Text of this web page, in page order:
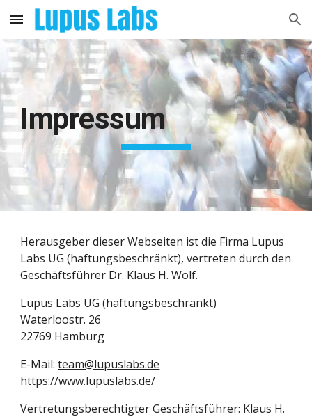
Skip to main content Skip to navigation
Impressum
Herausgeber dieser Webseiten ist die Firma Lupus
Labs UG (haftungsbeschränkt), vertreten durch
Geschäftsführer Dr. Klaus H. Wolf.
Lupus Labs UG (haftungsbeschränkt)
Waterloostr. 26
22769 Hamburg
E-Mail: team@lupuslabs.de
https://www.lupuslabs.de/
Vertretungsberechtigter Geschäftsführer: Klaus H.